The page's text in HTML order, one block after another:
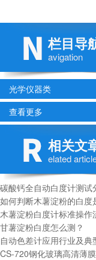
栏目导
avigation
光学仪器类
查看更多
相关文
elated
碳酸钙全自动白度计测试
如何判断木薯淀粉的白度
木薯淀粉白度计标准操作
甘薯淀粉白度怎么测？
自动色差计应用行业及典